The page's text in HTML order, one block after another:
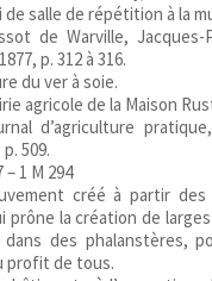
de salle de répétition à la
de Warville, Jacques-
p. 312 à 316.
du ver à soie.
agricole de la Maison
d’agriculture
509.
1 M 294
créé à partir des
prône la création de
dans des phalanstères,
profit de tous.